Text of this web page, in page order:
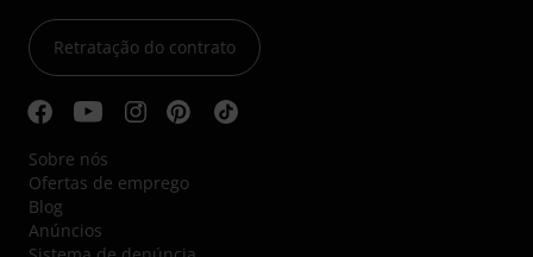
Retratação do contrato
Sobre nós
Ofertas de emprego
Blog
Anúncios